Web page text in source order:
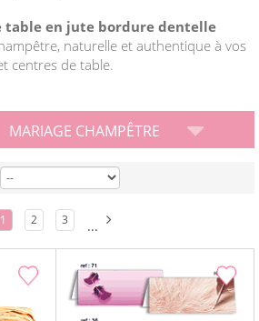
table en jute bordure dentelle
naturelle et authentique à vos
centres de table.
MARIAGE CHAMPÊTRE
1 2 3 ...